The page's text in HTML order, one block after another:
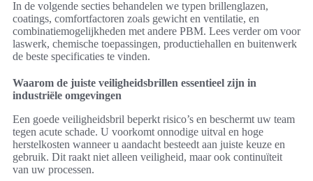
In de volgende secties behandelen we typen brillenglazen,
coatings, comfortfactoren zoals gewicht en ventilatie, en
combinatiemogelijkheden met andere PBM. Lees verder om voor
laswerk, chemische toepassingen, productiehallen en buitenwerk
de beste specificaties te vinden.
Waarom de juiste veiligheidsbrillen essentieel zijn in
industriële omgevingen
Een goede veiligheidsbril beperkt risico’s en beschermt uw team
tegen acute schade. U voorkomt onnodige uitval en hoge
herstelkosten wanneer u aandacht besteedt aan juiste keuze en
gebruik. Dit raakt niet alleen veiligheid, maar ook continuïteit
van uw processen.